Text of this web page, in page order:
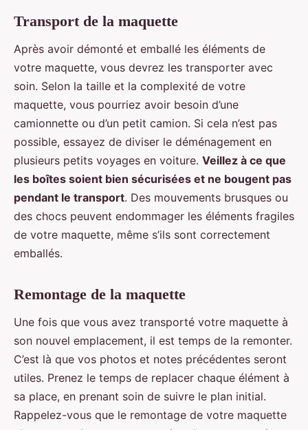
Transport de la maquette
Après avoir démonté et emballé les éléments de
votre maquette, vous devrez les transporter avec
soin. Selon la taille et la complexité de votre
maquette, vous pourriez avoir besoin d’une
camionnette ou d’un petit camion. Si cela n’est pas
possible, essayez de diviser le déménagement en
plusieurs petits voyages en voiture. Veillez à ce que
les boîtes soient bien sécurisées et ne bougent pas
pendant le transport. Des mouvements brusques ou
des chocs peuvent endommager les éléments fragiles
de votre maquette, même s’ils sont correctement
emballés.
Remontage de la maquette
Une fois que vous avez transporté votre maquette à
son nouvel emplacement, il est temps de la remonter.
C’est là que vos photos et notes précédentes seront
utiles. Prenez le temps de replacer chaque élément à
sa place, en prenant soin de suivre le plan initial.
Rappelez-vous que le remontage de votre maquette